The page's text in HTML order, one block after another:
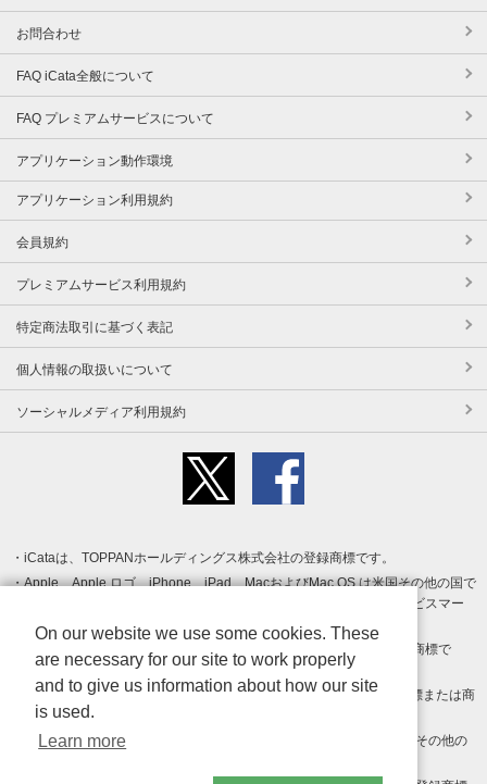
お問合わせ
FAQ iCata全般について
FAQ プレミアムサービスについて
アプリケーション動作環境
アプリケーション利用規約
会員規約
プレミアムサービス利用規約
特定商法取引に基づく表記
個人情報の取扱いについて
ソーシャルメディア利用規約
iCataは、TOPPANホールディングス株式会社の登録商標です。
Apple、Apple ロゴ、iPhone、iPad、MacおよびMac OS は米国その他の国で
登録された Apple Inc. の商標です。App Store は Apple Inc. のサービスマー
クです。
Android、Google Play および Google Play ロゴ は Google LLC の商標で
す。
Windows は Microsoft Inc.の米国およびその他の国における登録商標または商
標です。
Adobe、Adobe Reader、Adobe PDF は、Adobe Inc.の米国およびその他の
On our website we use some cookies. These
are necessary for our site to work properly
and to give us information about how our site
is used.
Learn more